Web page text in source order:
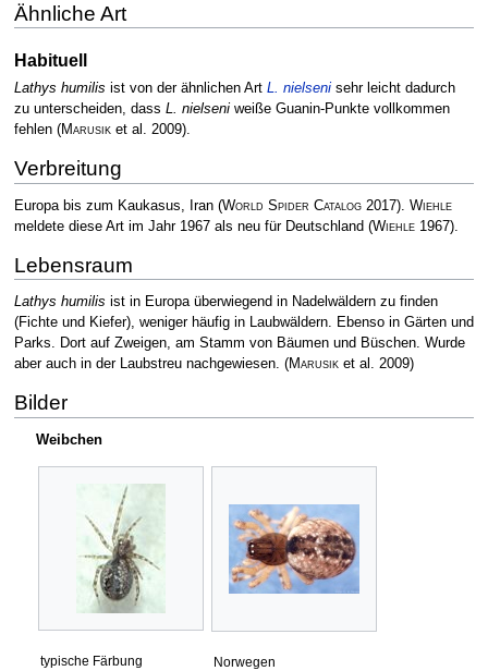
Ähnliche Art
Habituell
Lathys humilis ist von der ähnlichen Art L. nielsenisehr leicht dadurch
zu unterscheiden, dass L. nielseniweiße Guanin-Punkte vollkommen
fehlen (Marusiket al. 2009).
Verbreitung
Europa bis zum Kaukasus, Iran (World Spider Catalog2017). Wiehle
meldete diese Art im Jahr 1967 als neu für Deutschland (Wiehle1967).
Lebensraum
Lathys humilis ist in Europa überwiegend in Nadelwäldern zu finden
(Fichte und Kiefer), weniger häufig in Laubwäldern. Ebenso in Gärten und
Parks. Dort auf Zweigen, am Stamm von Bäumen und Büschen. Wurde
aber auch in der Laubstreu nachgewiesen. (Marusiket al. 2009)
Bilder
Weibchen
typische Färbung Norwegen